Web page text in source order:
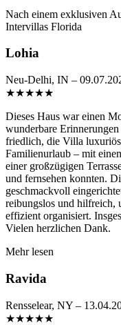
Nach einem exklusiven
Intervillas Florida
Lohia
Neu-Delhi, IN –
★★★★★
Dieses Haus war einen
wunderbare
friedlich, die Villa
Familienurlaub – mit
einer großzügigen
und fernsehen konnten.
geschmackvoll
reibungslos und hilfreich,
effizient organisiert.
Vielen herzlichen Dank.
Mehr lesen
Ravida
Rensselear, NY –
★★★★★